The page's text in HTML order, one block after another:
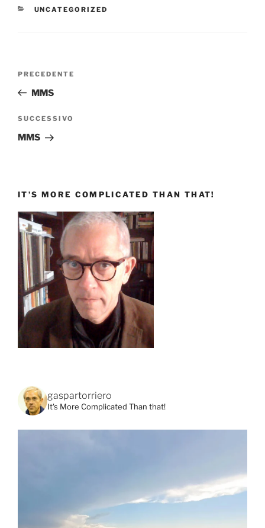
CATEGORIE
UNCATEGORIZED
Articolo
precedente:
PRECEDENTE
MMS
Articolo
successivo
SUCCESSIVO
MMS
IT’S MORE COMPLICATED THAN THAT!
gaspartorriero
It's More Complicated Than that!